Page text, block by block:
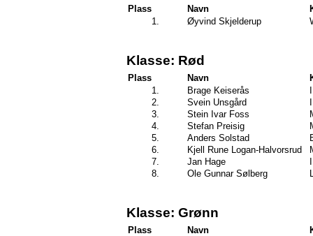
Plass Navn
1.
Øyvind Skjelderup
Klasse: Rød
Plass Navn
1.
Brage Keiserås
2.
Svein Unsgård
3.
Stein Ivar Foss
4.
Stefan Preisig
5.
Anders Solstad
6.
Kjell Rune Logan-Halvorsrud
7.
Jan Hage
8.
Ole Gunnar Sølberg
Klasse: Grønn
Plass Navn